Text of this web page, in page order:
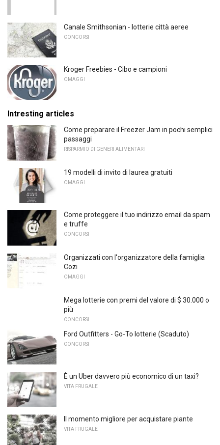
Canale Smithsonian - lotterie città aeree
CONCORSI
Kroger Freebies - Cibo e campioni
OMAGGI
Intresting articles
Come preparare il Freezer Jam in pochi semplici
passaggi
RISPARMIO DI GENERI ALIMENTARI
19 modelli di invito di laurea gratuiti
OMAGGI
Come proteggere il tuo indirizzo email da spam
e truffe
CONCORSI
Organizzati con l'organizzatore della famiglia
Cozi
OMAGGI
Mega lotterie con premi del valore di $ 30.000 o
più
CONCORSI
Ford Outfitters - Go-To lotterie (Scaduto)
CONCORSI
È un Uber davvero più economico di un taxi?
VITA FRUGALE
Il momento migliore per acquistare piante
VITA FRUGALE